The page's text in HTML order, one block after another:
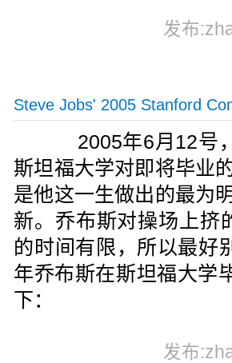
发布
Steve Jobs' 2005 Stanford
2005年6月12号，
斯坦福大学对即将毕业
是他这一生做出的最为
新。乔布斯对操场上挤
的时间有限，所以最好
年乔布斯在斯坦福大学
下：
发布